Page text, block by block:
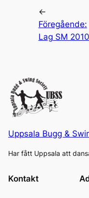
←
Föregående:
Lag SM 2010
Uppsala Bugg &
Har fått Uppsala att
Kontakt